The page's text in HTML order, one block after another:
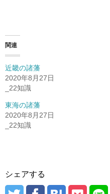
関連
近畿の諸藩
2020年8月27日
_22知識
東海の諸藩
2020年8月27日
_22知識
シェアする